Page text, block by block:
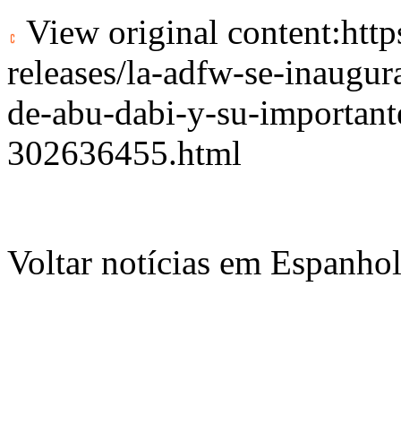
View original content:
releases/la-adfw-se-
de-abu-dabi-y-su-
302636455.html
Voltar notícias em Espanhol